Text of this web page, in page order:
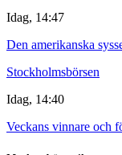
Idag, 14:47
Den amerikanska
Stockholmsbörsen
Idag, 14:40
Veckans vinnare och